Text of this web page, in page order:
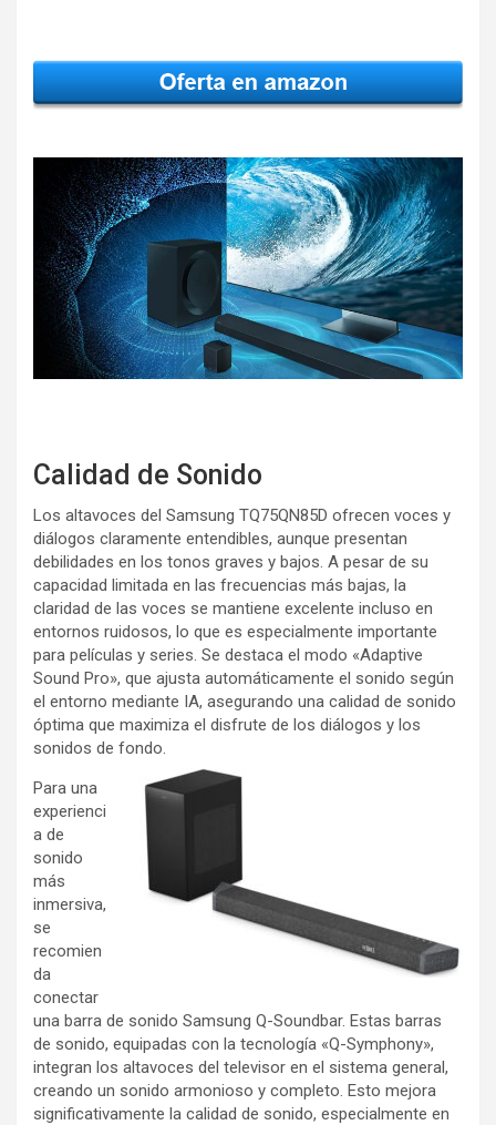
Calidad de Sonido
Los altavoces del Samsung TQ75QN85D ofrecen voces y
diálogos claramente entendibles, aunque presentan
debilidades en los tonos graves y bajos. A pesar de su
capacidad limitada en las frecuencias más bajas, la
claridad de las voces se mantiene excelente incluso en
entornos ruidosos, lo que es especialmente importante
para películas y series. Se destaca el modo «Adaptive
Sound Pro», que ajusta automáticamente el sonido según
el entorno mediante IA, asegurando una calidad de sonido
óptima que maximiza el disfrute de los diálogos y los
sonidos de fondo.
Para una
experienci
a de
sonido
más
inmersiva,
se
recomien
da
conectar
una barra de sonido Samsung Q-Soundbar. Estas barras
de sonido, equipadas con la tecnología «Q-Symphony»,
integran los altavoces del televisor en el sistema general,
creando un sonido armonioso y completo. Esto mejora
significativamente la calidad de sonido, especialmente en